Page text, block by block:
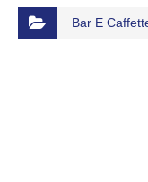
Bar E